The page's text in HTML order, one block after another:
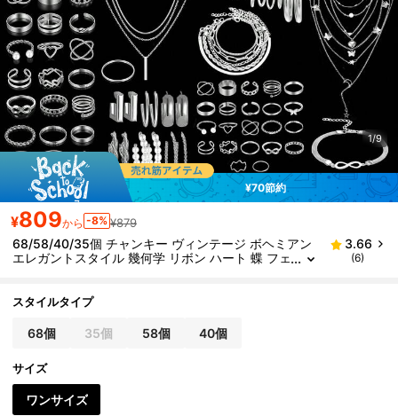
1/9
¥70節約
¥809から -8% ¥879
68/58/40/35個 チャンキー ヴィンテージ ボヘミアン
エレガントスタイル 幾何学 リボン ハート 蝶 フェ
ー ムーン タッセル ペンダント チェーン スネークボー
ーン ウェーブ メタルスタイル マルチネックレス + ピ
アス + リング + ブレスレット ジュエリーセット ファ
ホリデー バケーション パーティー デート ギフト デイ
リー通勤ウェア
3.66
(6)
スタイルタイプ
68個 35個 58個 40個
サイズ
ワンサイズ